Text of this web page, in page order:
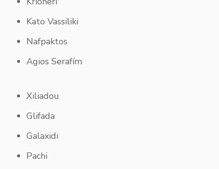
Kato Vassiliki
Nafpaktos
Agios Serafím
Xiliadou
Glifada
Galaxidi
Pachi